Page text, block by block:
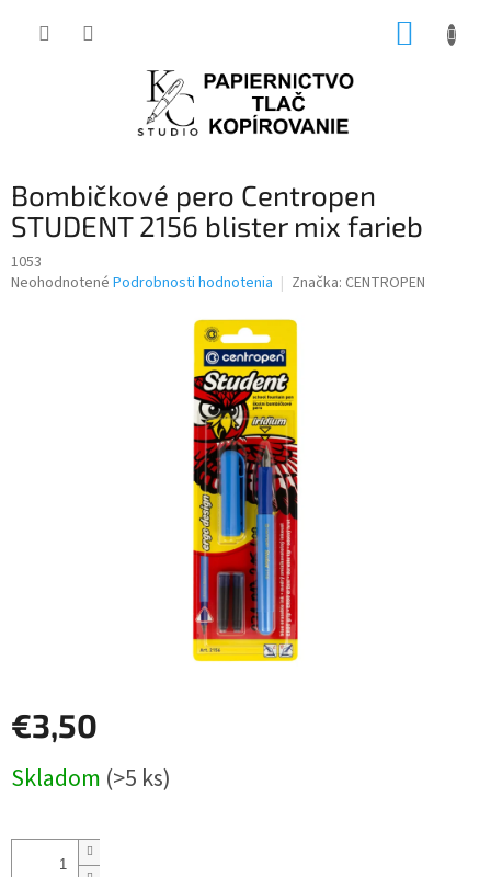
Bombičkové pero Centropen
STUDENT 2156 blister mix farieb
1053
Priemerné
Neohodnotené Podrobnosti hodnotenia Značka: CENTROPEN
€3,50
cena:
Skladom (>5 ks)